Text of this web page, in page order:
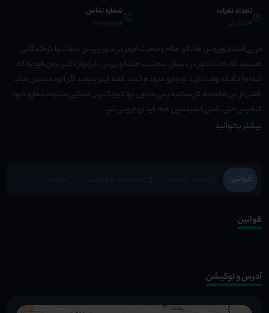
تعداد نفرات
4 تا 10 نفر
شماره تماس
02191301612
در پی انتشار ویروس هانتا و اعلام وضعیت قرمز در شهر پاریس شما تنها بازماندگانی
هستید که نجات شهر در دستان شماست. منشا ویروس لابراتوآر دکتر نرمن فیچره که
شما ۹۰ دقیقه وقت دارید اونجارو منهدم کنید، فقط اینو بدونید اگر آلوده بشین نجات
یافتن از این مخمصه کار سختیه پس یادتون نره کوچکترین صدایی میتونه شمارو نابود
کنه پس حتی نفس کشیدنتون هم باید آروم و بی سر...
بیشتر بخوانید
قوانین
قوانین
آدرس و لوکیشن